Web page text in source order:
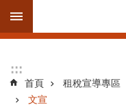
跳到主要內容區塊
階
搜
尋
:::
:::
首頁 租稅宣導專區
文宣